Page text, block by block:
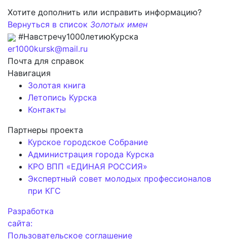
Хотите дополнить или исправить информацию?
Вернуться в список Золотых имен
#Навстречу1000летиюКурска
er1000kursk@mail.ru
Почта для справок
Навигация
Золотая книга
Летопись Курска
Контакты
Партнеры проекта
Курское городское Собрание
Администрация города Курска
КРО ВПП «ЕДИНАЯ РОССИЯ»
Экспертный совет молодых профессионалов
при КГС
Разработка
сайта:
Пользовательское соглашение